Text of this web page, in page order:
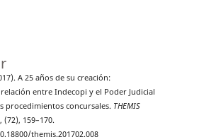
A 25 años de su creación:
entre Indecopi y el Poder Judicial
procedimientos concursales. THEMIS
, (72), 159–170.
themis.201702.008